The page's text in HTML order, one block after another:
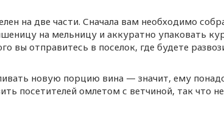
на две части. Сначала вам необходимо
на мельницу и аккуратно упаковать
вы отправитесь в поселок, где будете
новую порцию вина — значит, ему
посетителей омлетом с ветчиной, так что